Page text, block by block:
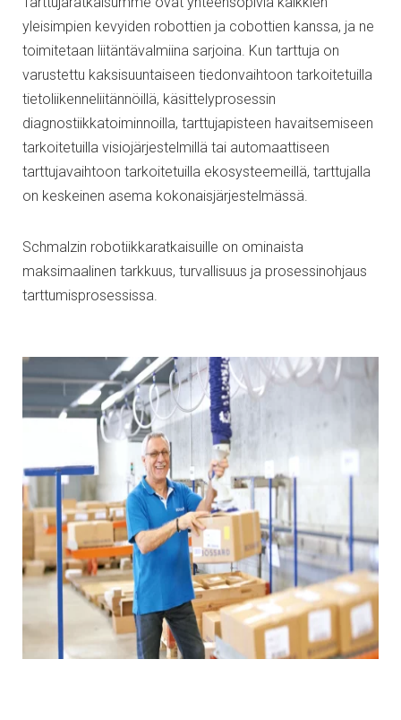
yleisimpien kevyiden robottien ja cobottien kanssa, ja ne
toimitetaan liitäntävalmiina sarjoina. Kun tarttuja on
varustettu kaksisuuntaiseen tiedonvaihtoon tarkoitetuilla
tietoliikenneliitännöillä, käsittelyprosessin
diagnostiikkatoiminnoilla, tarttujapisteen havaitsemiseen
tarkoitetuilla visiojärjestelmillä tai automaattiseen
tarttujavaihtoon tarkoitetuilla ekosysteemeillä, tarttujalla
on keskeinen asema kokonaisjärjestelmässä.
Schmalzin robotiikkaratkaisuille on ominaista
maksimaalinen tarkkuus, turvallisuus ja prosessinohjaus
tarttumisprosessissa.